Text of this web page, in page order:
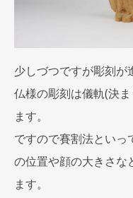
少しづつですが彫刻が
仏様の彫刻は儀軌(決
ます。
ですので賽割法といっ
の位置や顔の大きさな
ます。